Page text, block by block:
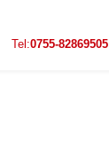
Tel:0755-82869505